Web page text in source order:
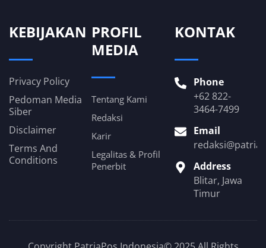
KEBIJAKAN
Privacy Policy
Pedoman Media
Siber
Disclaimer
Terms And
Conditions
PROFIL
MEDIA
Tentang Kami
Redaksi
Karir
Legalitas & Profil
Penerbit
KONTAK
Phone
+62 822-
3464-7499
Email
Address
Blitar, Jawa
Timur